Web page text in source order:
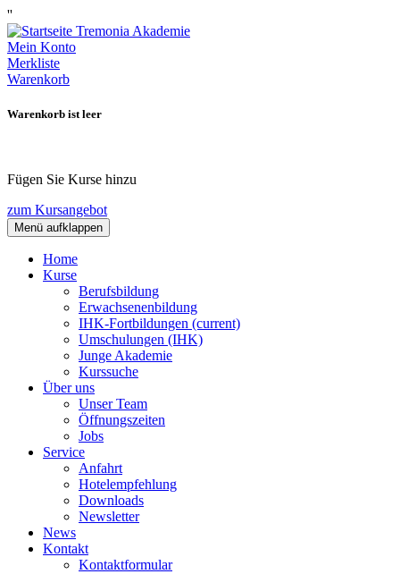
''
Mein Konto
Merkliste
Warenkorb
Warenkorb ist leer
Fügen Sie Kurse hinzu
zum Kursangebot
Menü aufklappen
Home
Kurse
Berufsbildung
Erwachsenenbildung
IHK-Fortbildungen (current)
Umschulungen (IHK)
Junge Akademie
Kurssuche
Über uns
Unser Team
Öffnungszeiten
Jobs
Service
Anfahrt
Hotelempfehlung
Downloads
Newsletter
News
Kontakt
Kontaktformular